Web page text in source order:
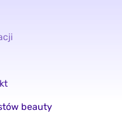
beauty